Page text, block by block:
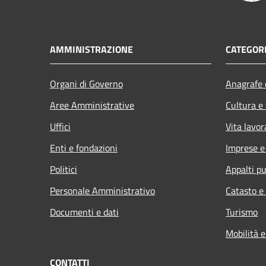
AMMINISTRAZIONE
Organi di Governo
Aree Amministrative
Uffici
Enti e fondazioni
Politici
Personale Amministrativo
Documenti e dati
Cultura
Vita
Imprese
Appalti
Catasto
Turismo
Mobilità
CONTATTI